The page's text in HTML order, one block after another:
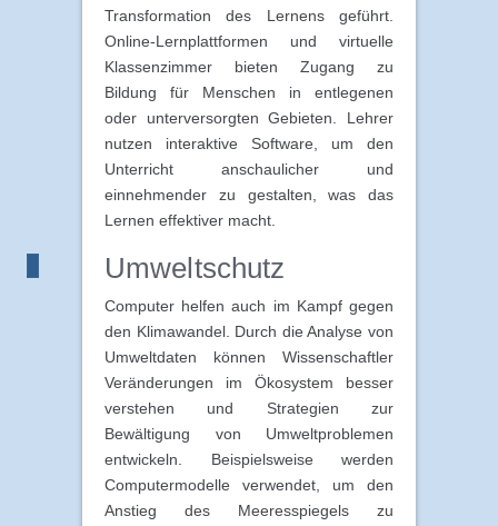
Transformation des Lernens geführt.
Online-Lernplattformen und virtuelle
Klassenzimmer bieten Zugang zu
Bildung für Menschen in entlegenen
oder unterversorgten Gebieten. Lehrer
nutzen interaktive Software, um den
Unterricht anschaulicher und
einnehmender zu gestalten, was das
Lernen effektiver macht.
Umweltschutz
Computer helfen auch im Kampf gegen
den Klimawandel. Durch die Analyse von
Umweltdaten können Wissenschaftler
Veränderungen im Ökosystem besser
verstehen und Strategien zur
Bewältigung von Umweltproblemen
entwickeln. Beispielsweise werden
Computermodelle verwendet, um den
Anstieg des Meeresspiegels zu